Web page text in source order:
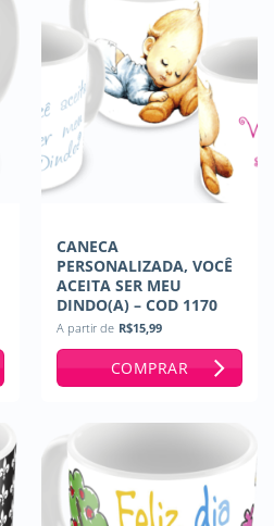
CANECA
PERSONALIZADA, VOCÊ
ACEITA SER MEU
DINDO(A) – COD 1170
A partir de R$15,99
COMPRAR